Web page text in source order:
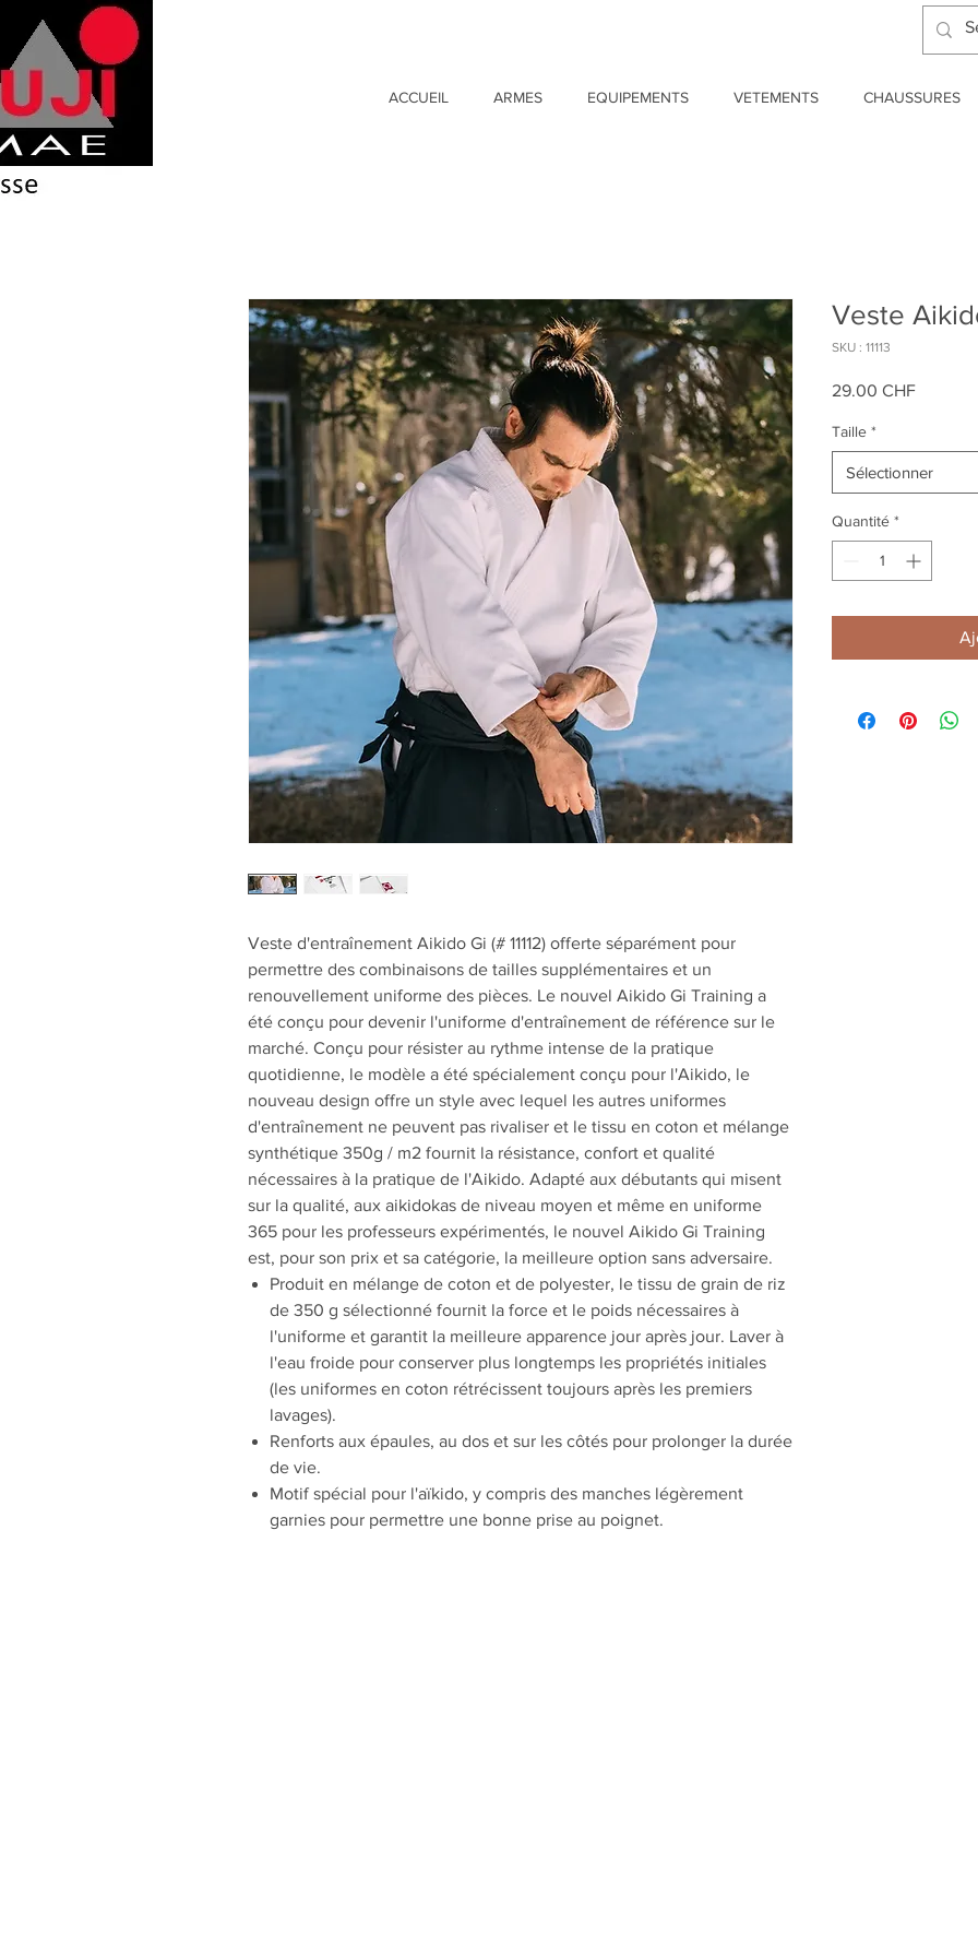
ACCUEIL ARMES EQUIPEMENTS VETEMENTS CHAUSSURES
Veste d'entraînement Aikido Gi (# 11112) offerte séparément pour
permettre des combinaisons de tailles supplémentaires et un
renouvellement uniforme des pièces. Le nouvel Aikido Gi Training a
été conçu pour devenir l'uniforme d'entraînement de référence sur le
marché. Conçu pour résister au rythme intense de la pratique
quotidienne, le modèle a été spécialement conçu pour l'Aikido, le
nouveau design offre un style avec lequel les autres uniformes
d'entraînement ne peuvent pas rivaliser et le tissu en coton et mélange
synthétique 350g / m2 fournit la résistance, confort et qualité
nécessaires à la pratique de l'Aikido. Adapté aux débutants qui misent
sur la qualité, aux aikidokas de niveau moyen et même en uniforme
365 pour les professeurs expérimentés, le nouvel Aikido Gi Training
est, pour son prix et sa catégorie, la meilleure option sans adversaire.
Produit en mélange de coton et de polyester, le tissu de grain de riz
de 350 g sélectionné fournit la force et le poids nécessaires à
l'uniforme et garantit la meilleure apparence jour après jour. Laver à
l'eau froide pour conserver plus longtemps les propriétés initiales
(les uniformes en coton rétrécissent toujours après les premiers
lavages).
Renforts aux épaules, au dos et sur les côtés pour prolonger la durée
de vie.
Motif spécial pour l'aïkido, y compris des manches légèrement
garnies pour permettre une bonne prise au poignet.
Veste
SKU : 11113
29.00 CHFPrix
Taille *
Sélectionner
Quantité *